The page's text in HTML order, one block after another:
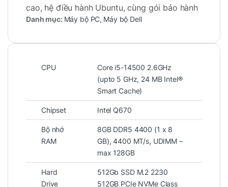
cao, hệ điều hành Ubuntu, cùng gói bảo hành
ProSupport 3 năm, chiếc máy tính này hướng
môi trường doanh nghiệp.
Danh mục: Máy bộ PC, Máy bộ Dell
CPU
Core i5-14500 2.6GHz
(upto 5 GHz, 24 MB Intel®
Smart Cache)
Chipset Intel Q670
Bộ nhớ
RAM
8GB DDR5 4400 (1 x 8
GB), 4400 MT/s, UDIMM –
max 128GB
Hard
Drive
512Gb SSD M.2 2230
512GB PCIe NVMe Class